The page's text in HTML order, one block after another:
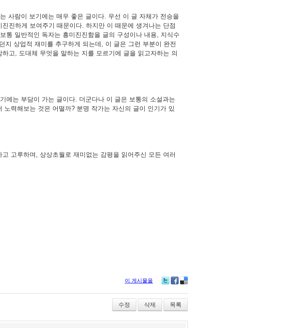
사람이 보기에는 매우 좋은 글이다. 우선 이 글 자체가 전승을
진하게 보여주기 때문이다. 하지만 이 때문에 생겨나는 단점
통 일반적인 독자는 흥미진진함을 글의 구성이나 내용, 지식수
상업적 재미를 추구하게 되는데, 이 글은 그런 부분이 완전
고, 도대체 무엇을 말하는 지를 모르기에 글을 읽고자하는 의
에는 부담이 가는 글이다. 더군다나 이 글은 보통의 소설과는
력해보는 것은 어떨까? 분명 작가는 자신의 글이 인기가 있
고루하며, 상상초월로 재미없는 감평을 읽어주신 모든 여러
이 게시물을
bo
ok
ou
s
수정 삭제 목록